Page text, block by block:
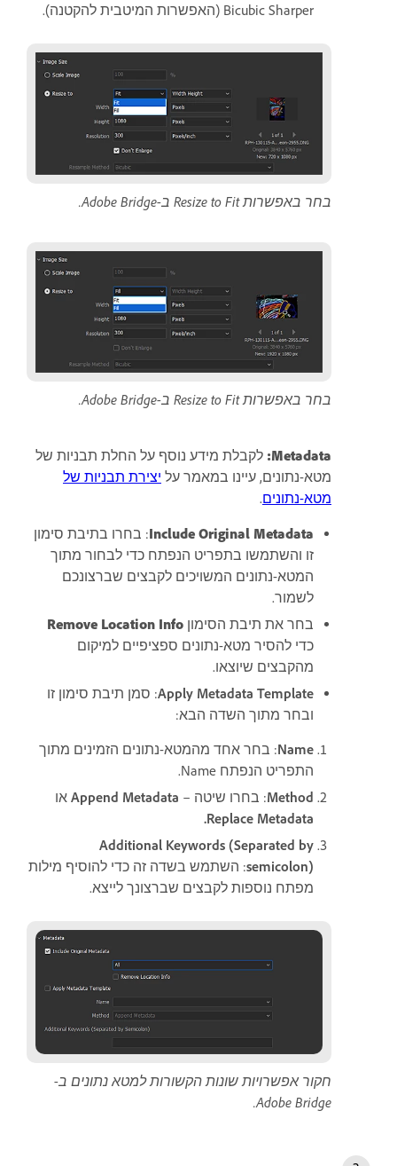
Bicubic Sharper (האפשרות המיטבית להקטנה).
בחר באפשרות Resize to Fit ב-Adobe Bridge.
בחר באפשרות Resize to Fit ב-Adobe Bridge.
Metadata: לקבלת מידע נוסף על החלת תבניות של
מטא-נתונים, עיינו במאמר על יצירת תבניות של
מטא-נתונים.
Include Original Metadata: בחרו בתיבת סימון
זו והשתמשו בתפריט הנפתח כדי לבחור מתוך
המטא-נתונים המשויכים לקבצים שברצונכם
לשמור.
בחר את תיבת הסימון Remove Location Info
כדי להסיר מטא-נתונים ספציפיים למיקום
מהקבצים שיוצאו.
Apply Metadata Template: סמן תיבת סימון זו
ובחר מתוך השדה הבא:
Name: בחר אחד מהמטא-נתונים הזמינים מתוך
התפריט הנפתח Name.
Method: בחרו שיטה – Append Metadata או
Replace Metadata.
Additional Keywords (Separated by
semicolon): השתמש בשדה זה כדי להוסיף מילות
מפתח נוספות לקבצים שברצונך לייצא.
חקור אפשרויות שונות הקשורות למטא נתונים ב-
Adobe Bridge.